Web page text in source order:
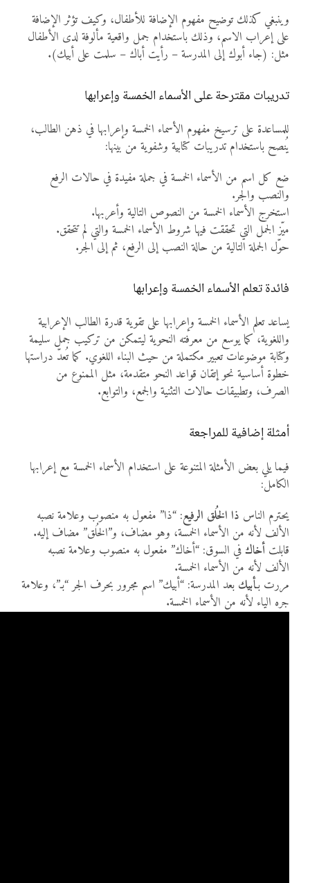
وينبغي كذلك توضيح مفهوم الإضافة للأطفال، وكيف تؤثر الإضافة
على إعراب الاسم، وذلك باستخدام جمل واقعية مألوفة لدى الأطفال
مثل: (جاء أبوك إلى المدرسة – رأيت أباك – سلمت على أبيك).
تدريبات مقترحة على الأسماء الخمسة وإعرابها
للمساعدة على ترسيخ مفهوم الأسماء الخمسة وإعرابها في ذهن الطالب،
يُنصح باستخدام تدريبات كتابية وشفوية من بينها:
ضع كل اسم من الأسماء الخمسة في جملة مفيدة في حالات الرفع
والنصب والجر.
استخرج الأسماء الخمسة من النصوص التالية وأعربها.
ميّز الجمل التي تحققت فيها شروط الأسماء الخمسة والتي لم تتحقق.
حوّل الجملة التالية من حالة النصب إلى الرفع، ثم إلى الجر.
فائدة تعلم الأسماء الخمسة وإعرابها
يساعد تعلم الأسماء الخمسة وإعرابها على تقوية قدرة الطالب الإعرابية
واللغوية، كما يوسع من معرفته النحوية ليتمكن من تركيب جمل سليمة
وكتابة موضوعات تعبير مكتملة من حيث البناء اللغوي. كما تُعدّ دراستها
خطوة أساسية نحو إتقان قواعد النحو متقدمة، مثل الممنوع من
الصرف، وتطبيقات حالات التثنية والجمع، والتوابع.
أمثلة إضافية للمراجعة
فيما يلي بعض الأمثلة المتنوعة على استخدام الأسماء الخمسة مع إعرابها
الكامل:
يحترم الناس ذا الخُلق الرفيع: “ذا” مفعول به منصوب وعلامة نصبه
الألف لأنه من الأسماء الخمسة، وهو مضاف، و”الخُلق” مضاف إليه.
قابلت أخاكفي السوق: “أخاك” مفعول به منصوب وعلامة نصبه
الألف لأنه من الأسماء الخمسة.
مررت بـأبيك بعد المدرسة: “أبيك” اسم مجرور بحرف الجر “بـ”، وعلامة
جره الياء لأنه من الأسماء الخمسة.